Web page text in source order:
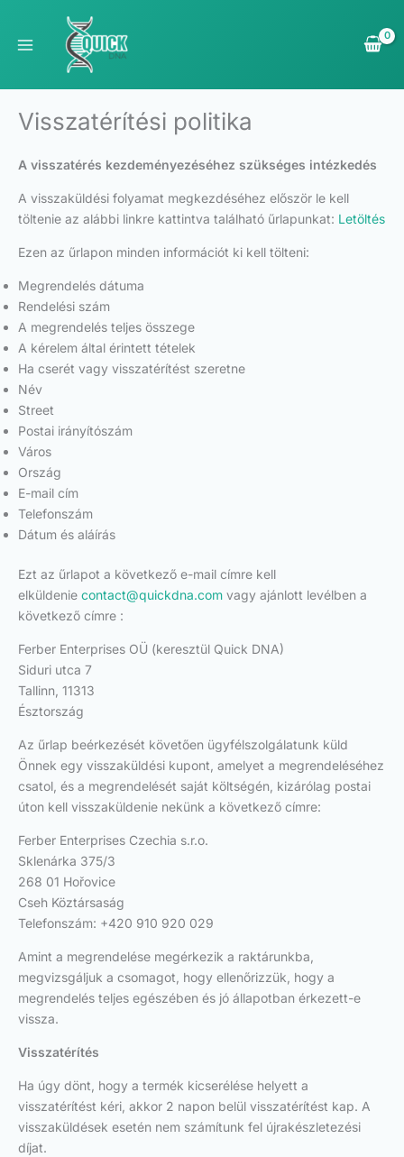
content
Visszatérítési politika
A visszatérés kezdeményezéséhez szükséges intézkedés
A visszaküldési folyamat megkezdéséhez először le kell
töltenie az alábbi linkre kattintva található űrlapunkat: Letöltés
Ezen az űrlapon minden információt ki kell tölteni:
Megrendelés dátuma
Rendelési szám
A megrendelés teljes összege
A kérelem által érintett tételek
Ha cserét vagy visszatérítést szeretne
Név
Street
Postai irányítószám
Város
Ország
E-mail cím
Telefonszám
Dátum és aláírás
Ezt az űrlapot a következő e-mail címre kell
elküldenie contact@quickdna.com vagy ajánlott levélben a
következő címre :
Ferber Enterprises OÜ (keresztül Quick DNA)
Siduri utca 7
Tallinn, 11313
Észtország
Az űrlap beérkezését követően ügyfélszolgálatunk küld
Önnek egy visszaküldési kupont, amelyet a megrendeléséhez
csatol, és a megrendelését saját költségén, kizárólag postai
úton kell visszaküldenie nekünk a következő címre:
Ferber Enterprises Czechia s.r.o.
Sklenárka 375/3
268 01 Hořovice
Cseh Köztársaság
Telefonszám: +420 910 920 029
Amint a megrendelése megérkezik a raktárunkba,
megvizsgáljuk a csomagot, hogy ellenőrizzük, hogy a
megrendelés teljes egészében és jó állapotban érkezett-e
vissza.
Visszatérítés
Ha úgy dönt, hogy a termék kicserélése helyett a
visszatérítést kéri, akkor 2 napon belül visszatérítést kap. A
visszaküldések esetén nem számítunk fel újrakészletezési
díjat.